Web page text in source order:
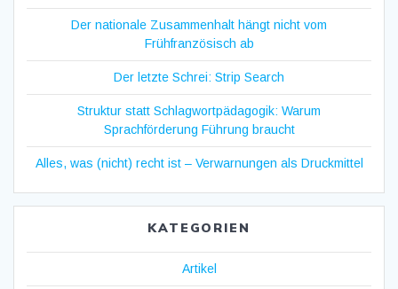
Der nationale Zusammenhalt hängt nicht vom
Frühfranzösisch ab
Der letzte Schrei: Strip Search
Struktur statt Schlagwortpädagogik: Warum
Sprachförderung Führung braucht
Alles, was (nicht) recht ist – Verwarnungen als Druckmittel
KATEGORIEN
Artikel